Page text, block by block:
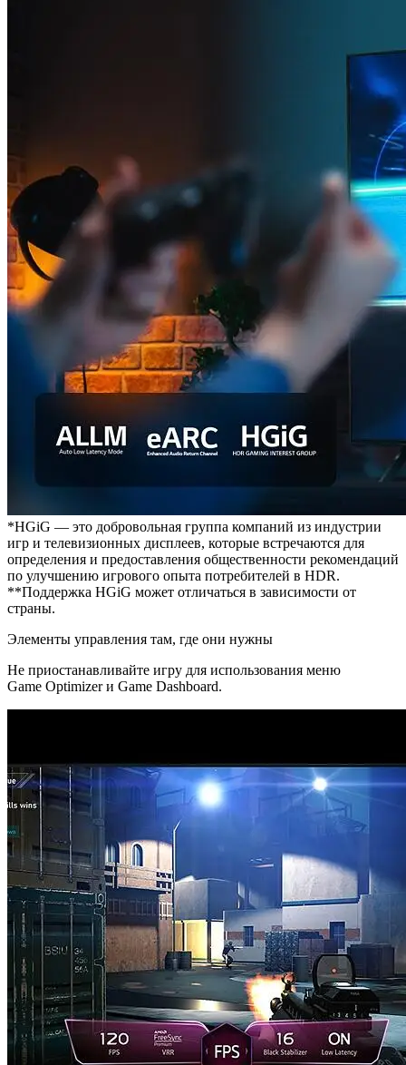
*HGiG — это добровольная группа компаний из индустрии
игр и телевизионных дисплеев, которые встречаются для
определения и предоставления общественности рекомендаций
по улучшению игрового опыта потребителей в HDR.
**Поддержка HGiG может отличаться в зависимости от
страны.
Элементы управления там, где они нужны
Не приостанавливайте игру для использования меню
Game Optimizer и Game Dashboard.